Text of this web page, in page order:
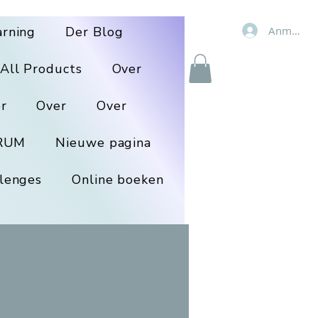
Anmelden
Der Blog
All Products Over
Over Over
Nieuwe pagina
Online boeken